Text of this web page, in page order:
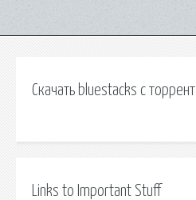
Скачать bluestacks с торрент
Links to Important Stuff